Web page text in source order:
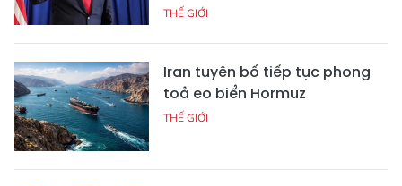
THẾ GIỚI
Iran tuyên bố tiếp tục phong
toả eo biển Hormuz
THẾ GIỚI